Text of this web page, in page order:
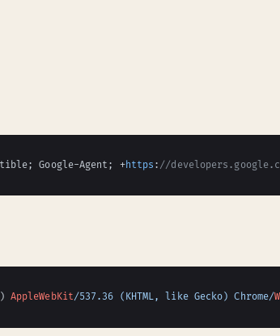
Google-Agent; +https : //
AppleWebKit/537.36 (KHTML, like Gecko) Chrome/W